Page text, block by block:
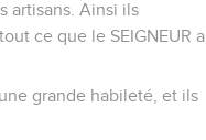
artisans. Ainsi ils
ce que le SEIGNEUR a
grande habileté, et ils